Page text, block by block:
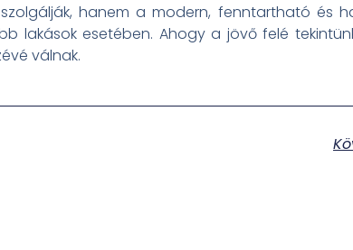
hanem a modern, fenntartható és
lakások esetében. Ahogy a jövő felé
válnak.